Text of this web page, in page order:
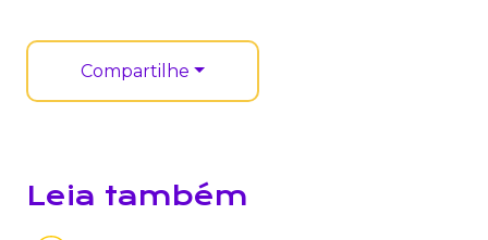
Compartilhe
Leia também